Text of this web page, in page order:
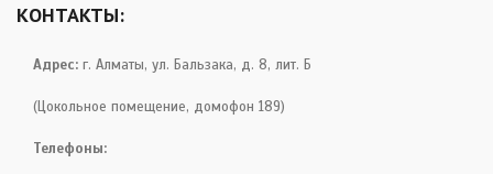
КОНТАКТЫ:
Адрес: г. Алматы, ул. Бальзака, д. 8, лит. Б
(Цокольное помещение, домофон 189)
Телефоны: